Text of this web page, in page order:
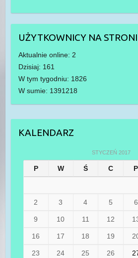
UŻYTKOWNICY NA
Aktualnie online: 2
Dzisiaj: 161
W tym tygodniu: 1826
W sumie: 1391218
KALENDARZ
STYCZEŃ 2017
P W Ś C P
2 3 4 5 6
9 10 11 12
16 17 18 19
23 24 25 26